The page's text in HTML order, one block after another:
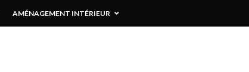
AMÉNAGEMENT INTÉRIEUR